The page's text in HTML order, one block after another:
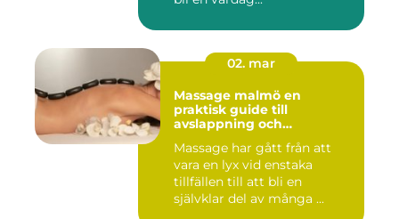
02. mar
Massage malmö en
praktisk guide till
avslappning och
Massage har gått från att
vara en lyx vid enstaka
tillfällen till att bli en
självklar del av många ...